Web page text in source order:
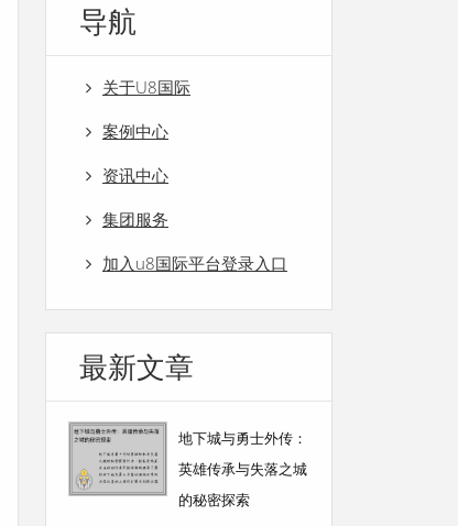
导航
关于U8国际
案例中心
资讯中心
集团服务
加入u8国际平台登录入口
最新文章
地下城与勇士外传：
英雄传承与失落之城
的秘密探索